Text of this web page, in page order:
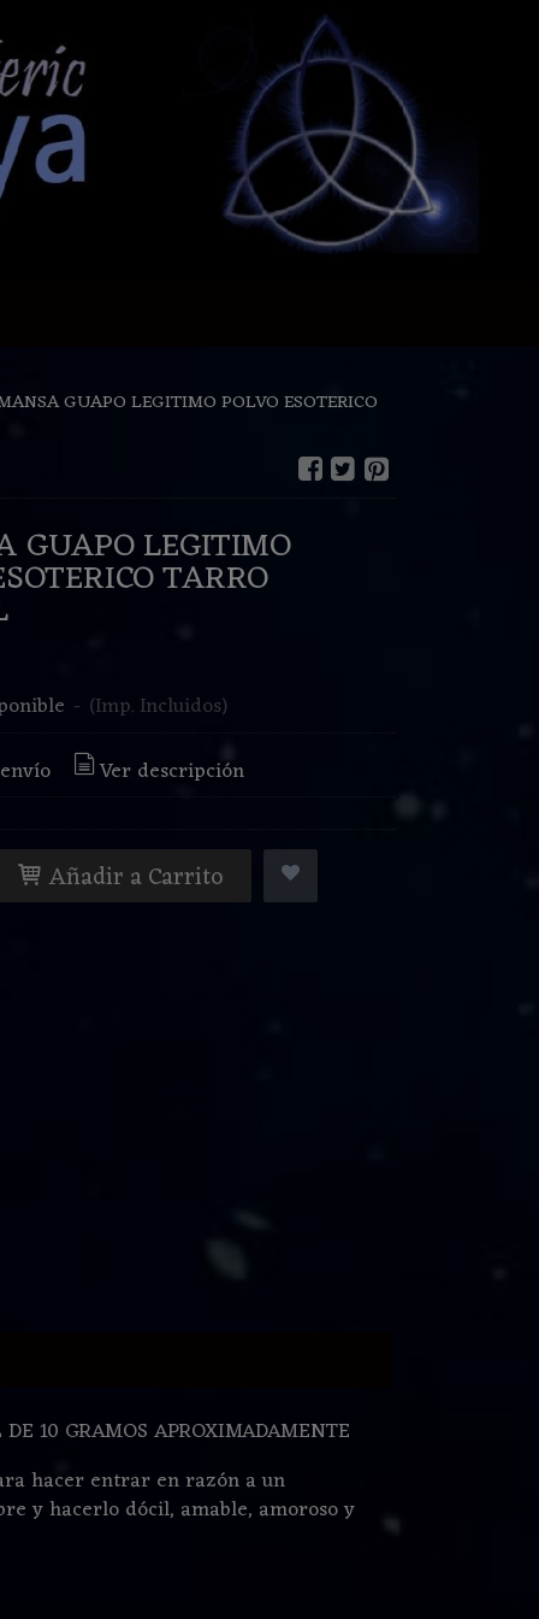
GUAPO LEGITIMO POLVO ESOTERICO
GUAPO LEGITIMO
TARRO
- (Imp. Incluidos)
Ver descripción
Añadir a Carrito
10 GRAMOS APROXIMADAMENTE
hacer entrar en razón a un
y hacerlo dócil, amable, amoroso y